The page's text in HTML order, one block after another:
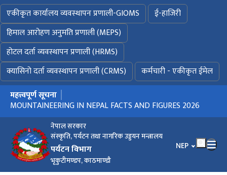
एकीकृत कार्यालय व्यवस्थापन प्रणाली-GIOMS
ई-हाजिरी
हिमाल आरोहण अनुमति प्रणाली (MEPS)
होटल दर्ता व्यवस्थापन प्रणाली (HRMS)
क्यासिनो दर्ता व्यवस्थापन प्रणाली (CRMS)
कर्मचारी - एकीकृत ईमेल
नेपाल सरकार
संस्कृति, पर्यटन तथा नागरिक उड्डयन मन्त्रालय
पर्यटन विभाग
भृकुटीमण्डप, काठमाण्डौ
भाषा चयन गर्नुहोस्
NEP
मुख्य नेभिगेसनमा जानुहोस्
महत्त्वपूर्ण सूचना
MOUNTAINEERING IN NEPAL FACTS AND FIGURES 2026
प्रेस विज्ञप्ति (२०८३।०४।१५)
विवरण भर्ने बारे अत्यन्त जरुरी सूचना ! (प्रकाशन मिति : २०८३।०३।०२)